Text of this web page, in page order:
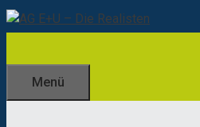
Zum
Inhalt
Menü